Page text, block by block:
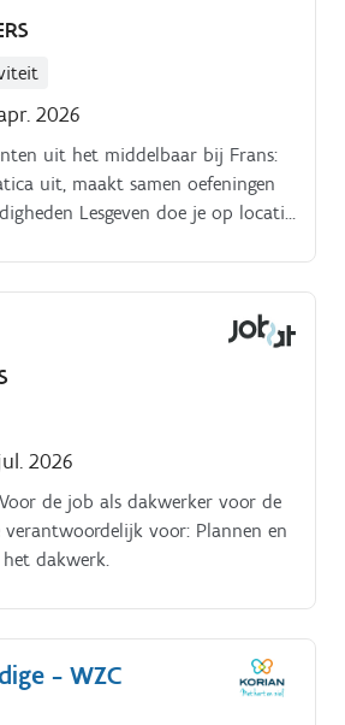
2026
uit het middelbaar bij Frans:
uit, maakt samen oefeningen
Lesgeven doe je op locatie
in overleg met de student.
2026
de job als dakwerker voor de
verantwoordelijk voor: Plannen en
dakwerk.
- WZC